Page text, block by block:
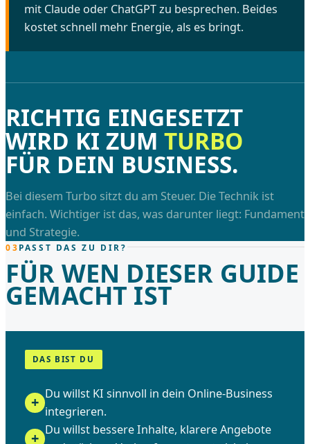
mit Claude oder ChatGPT zu besprechen. Beides
kostet schnell mehr Energie, als es bringt.
RICHTIG EINGESETZT
WIRD KI ZUM TURBO
FÜR DEIN BUSINESS.
Bei diesem Turbo sitzt du am Steuer. Die Technik ist
einfach. Wichtiger ist das, was darunter liegt: Fundament
und Strategie.
03PASST DAS ZU DIR?
FÜR WEN DIESER GUIDE
GEMACHT IST
DAS BIST DU
Du willst KI sinnvoll in dein Online-Business
integrieren.
Du willst bessere Inhalte, klarere Angebote